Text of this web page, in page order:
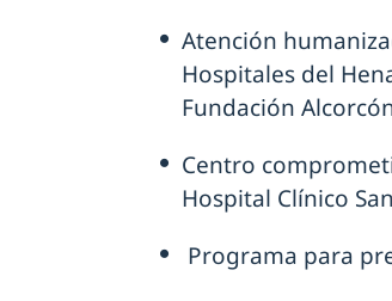
Atención
Hospitales del
Fundación
Centro
Hospital Clínico
Programa para